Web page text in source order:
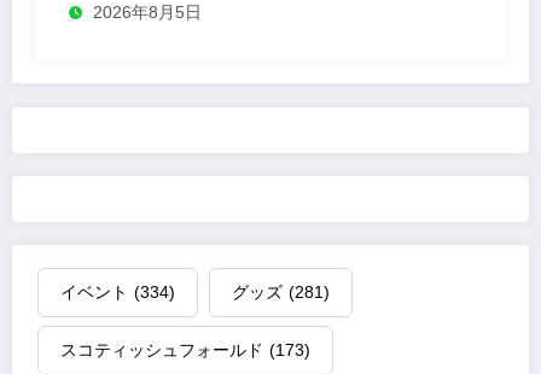
2026年8月5日
イベント (334) グッズ (281)
スコティッシュフォールド (173)